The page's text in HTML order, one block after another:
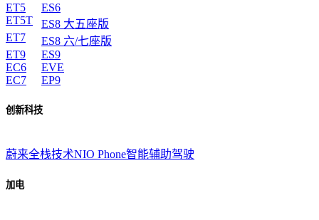
ET5
ET5T
ET7
ET9
EC6
EC7
ES6
ES8 大五座版
ES8 六/七座版
ES9
EVE
EP9
创新科技
蔚来全栈技术NIO Phone智能辅助驾驶
加电